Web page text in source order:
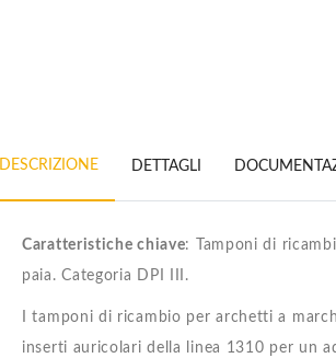
DESCRIZIONE DETTAGLI
Caratteristiche chiave: Tamponi di
paia. Categoria DPI III.
I tamponi di ricambio per archetti a
inserti auricolari della linea 1310 per un